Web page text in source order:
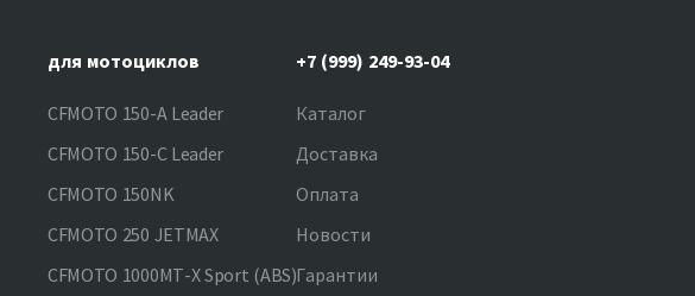
для мотоциклов
CFMOTO 150-A Leader
CFMOTO 150-C Leader
CFMOTO 150NK
CFMOTO 250 JETMAX
CFMOTO 1000MT-X Sport (ABS)
+7 (999) 249-93-04
Каталог
Доставка
Оплата
Новости
Гарантии